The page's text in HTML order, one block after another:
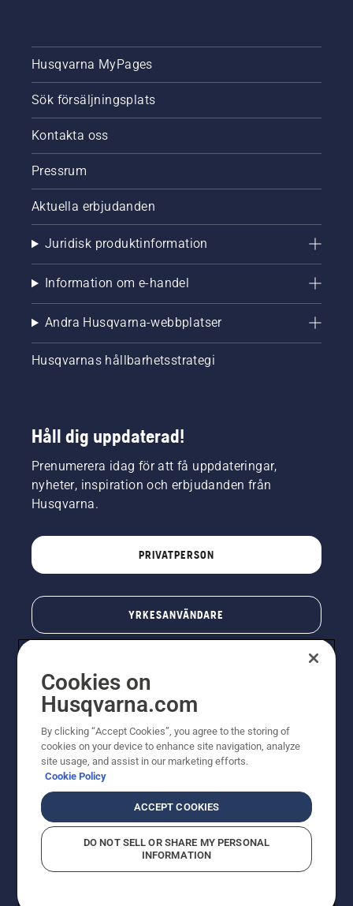
Husqvarna MyPages
Sök försäljningsplats
Kontakta oss
Pressrum
Aktuella erbjudanden
Juridisk produktinformation
Information om e-handel
Andra Husqvarna-webbplatser
Husqvarnas hållbarhetsstrategi
Håll dig uppdaterad!
Prenumerera idag för att få uppdateringar,
nyheter, inspiration och erbjudanden från
Husqvarna.
PRIVATPERSON
YRKESANVÄNDARE
© Husqvarna AB (publ). All rights reserved. Priserna
som visas är rekommenderade cirkapriser. Alla angivna
priser är rekommenderade försäljningspriser (inkl.
moms) om inte produkten är tillgänglig för direkt köp.
CookiepolicyAnvändningsvillkor Sekretessmeddelande
Rapportera misstänkta överträdelser
Cookies on
Husqvarna.com
By clicking “Accept Cookies”, you agree to the storing of
cookies on your device to enhance site navigation, analyze
site usage, and assist in our marketing efforts.
Cookie Policy
ACCEPT COOKIES
DO NOT SELL OR SHARE MY PERSONAL
INFORMATION